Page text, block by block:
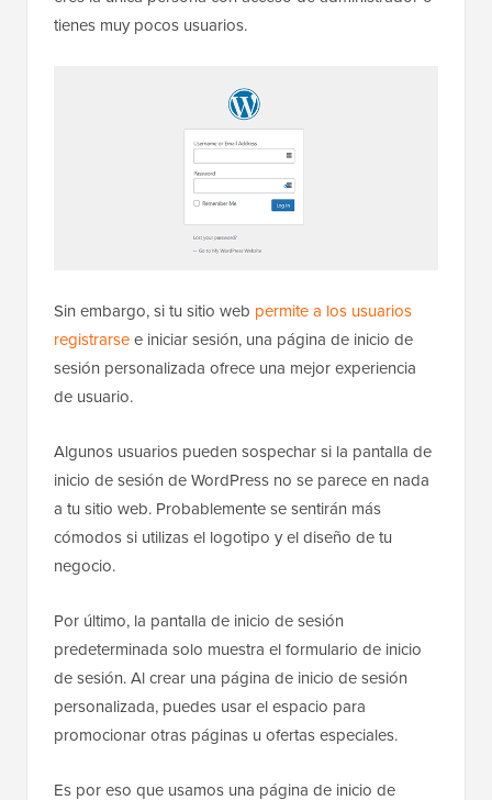
tienes muy pocos usuarios.
Sin embargo, si tu sitio web permite a los usuarios
registrarsee iniciar sesión, una página de inicio de
sesión personalizada ofrece una mejor experiencia
de usuario.
Algunos usuarios pueden sospechar si la pantalla de
inicio de sesión de WordPress no se parece en nada
a tu sitio web. Probablemente se sentirán más
cómodos si utilizas el logotipo y el diseño de tu
negocio.
Por último, la pantalla de inicio de sesión
predeterminada solo muestra el formulario de inicio
de sesión. Al crear una página de inicio de sesión
personalizada, puedes usar el espacio para
promocionar otras páginas u ofertas especiales.
Es por eso que usamos una página de inicio de